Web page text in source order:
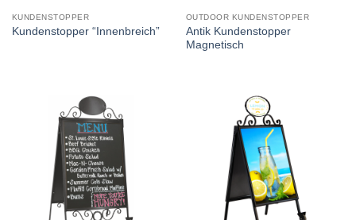
KUNDENSTOPPER
Kundenstopper “Innenbreich”
OUTDOOR KUNDENSTOPPER
Antik Kundenstopper
Magnetisch